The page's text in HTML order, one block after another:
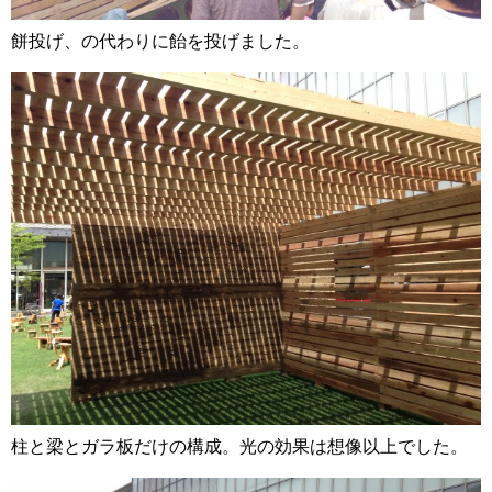
餅投げ、の代わりに飴を投げました。
柱と梁とガラ板だけの構成。光の効果は想像以上でした。